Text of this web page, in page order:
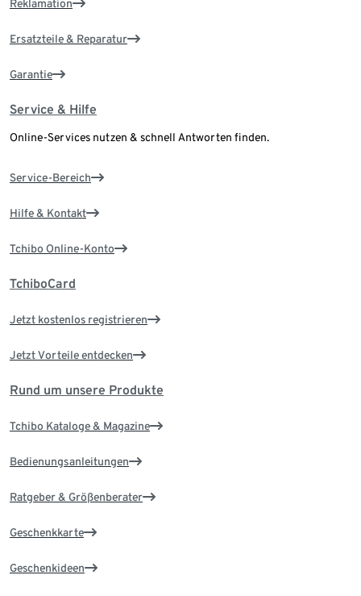
Reklamation
Ersatzteile & Reparatur
Garantie
Service & Hilfe
Online-Services nutzen & schnell Antworten finden.
Service-Bereich
Hilfe & Kontakt
Tchibo Online-Konto
TchiboCard
Jetzt kostenlos registrieren
Jetzt Vorteile entdecken
Rund um unsere Produkte
Tchibo Kataloge & Magazine
Bedienungsanleitungen
Ratgeber & Größenberater
Geschenkkarte
Geschenkideen